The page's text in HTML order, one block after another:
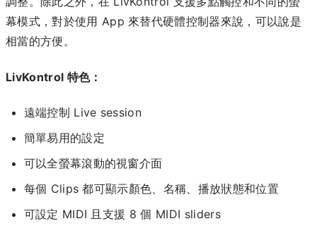
幕模式，對於使用 App 來替代硬體控制器來說，可以說是
相當的方便。
LivKontrol 特色：
遠端控制 Live session
簡單易用的設定
可以全螢幕滾動的視窗介面
每個 Clips 都可顯示顏色、名稱、播放狀態和位置
可設定 MIDI 且支援 8 個 MIDI sliders